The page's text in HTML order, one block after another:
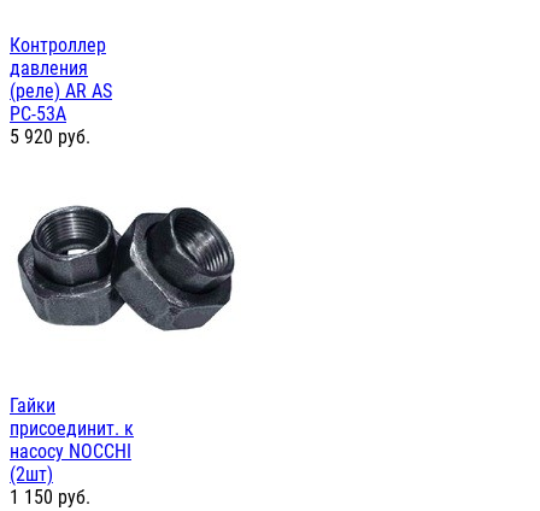
Контроллер
давления
(реле) AR AS
PC-53А
5 920 руб.
Гайки
присоединит. к
насосу NOCCHI
(2шт)
1 150 руб.